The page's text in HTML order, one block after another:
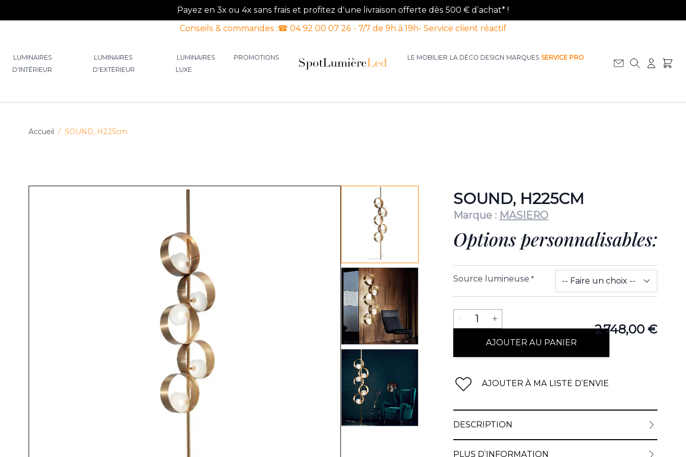
Payez en 3x ou 4x sans frais et profitez d'une livraison offerte dès 500 € d’achat* !
Conseils & commandes :☎ 04 92 00 07 26 - 7/7 de 9h à 19h- Service client réactif
LUMINAIRES
D'INTÉRIEUR
LUMINAIRES
D'EXTÉRIEUR
LUMINAIRES
LUXE
PROMOTIONS LE MOBILIER LA DÉCO DESIGN MARQUES SERVICE PRO
Accueil / SOUND, H225cm
View larger image
View larger image
View larger image
SOUND, H225CM
Marque : MASIERO
Options personnalisables:
Source lumineuse *
2 748,00 €
Quantité
- 1 +
AJOUTER AU PANIER
AJOUTER À MA LISTE D’ENVIE
DESCRIPTION
PLUS D’INFORMATION